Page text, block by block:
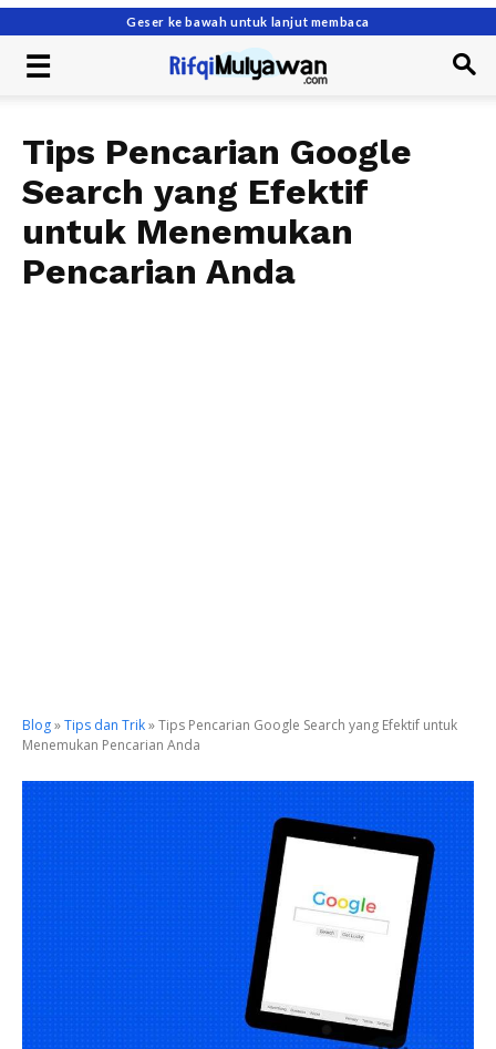
Geser ke bawah untuk lanjut membaca
Tips Pencarian Google
Search yang Efektif
untuk Menemukan
Pencarian Anda
Blog»Tips dan Trik»Tips Pencarian Google Search yang Efektif untuk
Menemukan Pencarian Anda